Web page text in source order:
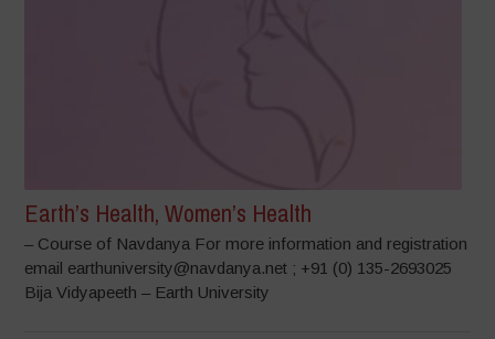
Earth’s Health, Women’s Health
– Course of Navdanya For more information and registration
email earthuniversity@navdanya.net ; +91 (0) 135-2693025
Bija Vidyapeeth – Earth University